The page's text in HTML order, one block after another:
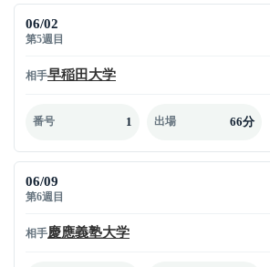
06/02
第5週目
相手早稲田大学
番号 1 出場 66分
06/09
第6週目
相手慶應義塾大学